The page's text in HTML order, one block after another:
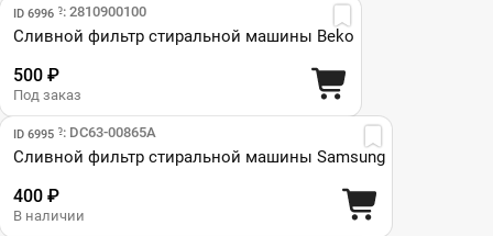
ID 6996
Парт №: 2810900100
Сливной фильтр стиральной машины Beko
500 ₽
Под заказ
ID 6995
Парт №: DC63-00865A
Сливной фильтр стиральной машины Samsung
400 ₽
В наличии